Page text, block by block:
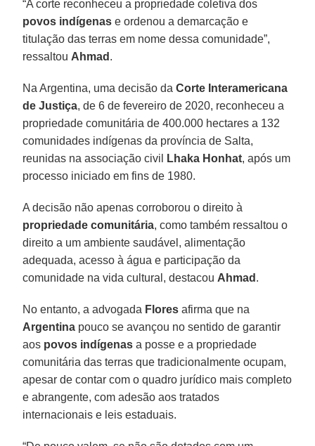
“A corte reconheceu a propriedade coletiva dos
povos indígenas e ordenou a demarcação e
titulação das terras em nome dessa comunidade”,
ressaltou Ahmad .
Na Argentina, uma decisão daCorte Interamericana
de Justiça, de 6 de fevereiro de 2020, reconheceu a
propriedade comunitária de 400.000 hectares a 132
comunidades indígenas da província de Salta,
reunidas na associação civil
Lhaka Honhat, após um
processo iniciado em fins de 1980.
A decisão não apenas corroborou o direito à
propriedade comunitária, como também ressaltou o
direito a um ambiente saudável, alimentação
adequada, acesso à água e participação da
comunidade na vida cultural, destacou Ahmad .
No entanto, a advogada Flores afirma que na
Argentina pouco se avançou no sentido de garantir
aos povos indígenas a posse e a propriedade
comunitária das terras que tradicionalmente ocupam,
apesar de contar com o quadro jurídico mais completo
e abrangente, com adesão aos tratados
internacionais e leis estaduais.